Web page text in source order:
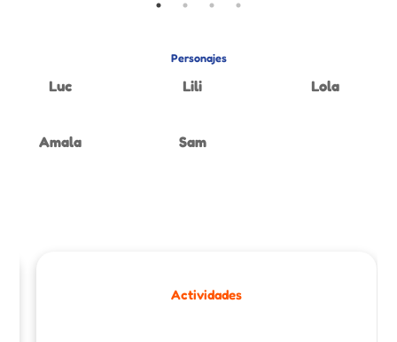
Personajes
Luc Lili Lola
Amala Sam
Actividades